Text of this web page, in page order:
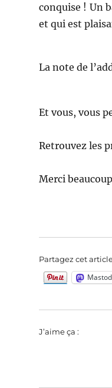
conquise ! Un
et qui est
La note de
Et vous, vous
Retrouvez les
Merci
Partagez cet
J’aime ça :